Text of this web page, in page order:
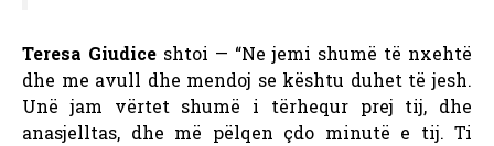
Teresa Giudice shtoi — “Ne jemi shumë të nxehtë
dhe me avull dhe mendoj se kështu duhet të jesh.
Unë jam vërtet shumë i tërhequr prej tij, dhe
anasjelltas, dhe më pëlqen çdo minutë e tij. Ti